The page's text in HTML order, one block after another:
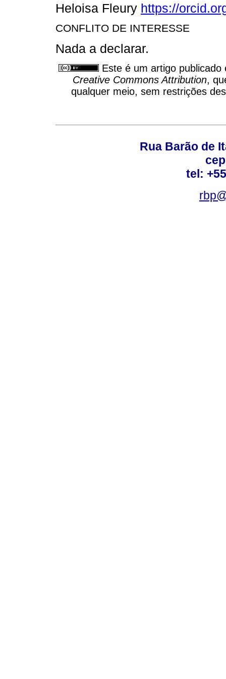
Heloisa Fleury https://
CONFLITO DE INTERESSE
Nada a declarar.
Este é um artigo
Creative Commons Attribution,
qualquer meio, sem restrições
Rua Barão de
tel: